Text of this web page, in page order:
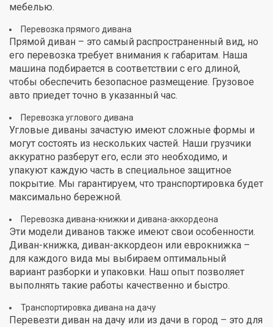
мебелью.
Перевозка прямого дивана
Прямой диван – это самый распространенный вид, но
его перевозка требует внимания к габаритам. Наша
машина подбирается в соответствии с его длиной,
чтобы обеспечить безопасное размещение. Грузовое
авто приедет точно в указанный час.
Перевозка углового дивана
Угловые диваны зачастую имеют сложные формы и
могут состоять из нескольких частей. Наши грузчики
аккуратно разберут его, если это необходимо, и
упакуют каждую часть в специальное защитное
покрытие. Мы гарантируем, что транспортировка будет
максимально бережной.
Перевозка дивана-книжки и дивана-аккордеона
Эти модели диванов также имеют свои особенности.
Диван-книжка, диван-аккордеон или еврокнижка –
для каждого вида мы выбираем оптимальный
вариант разборки и упаковки. Наш опыт позволяет
выполнять такие работы качественно и быстро.
Транспортировка дивана на дачу
Перевезти диван на дачу или из дачи в город – это для